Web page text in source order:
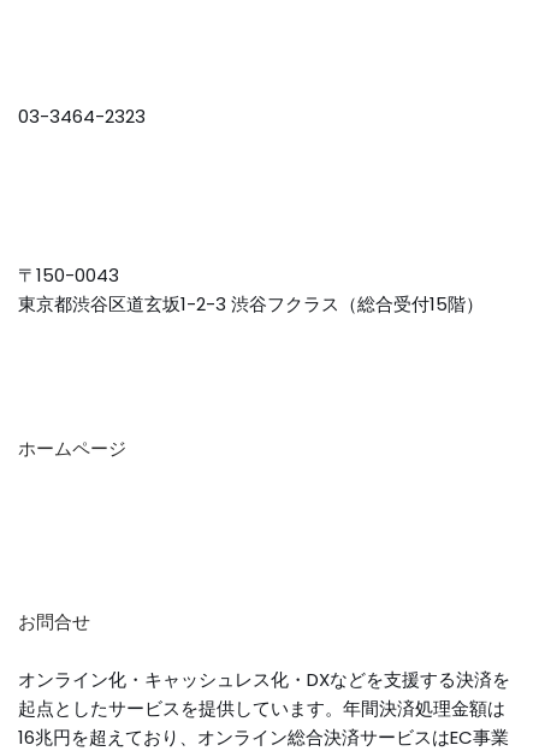
03-3464-2323
〒150-0043
東京都渋谷区道玄坂1-2-3 渋谷フクラス（総合受付15階）
ホームページ
お問合せ
オンライン化・キャッシュレス化・DXなどを支援する決済を
起点としたサービスを提供しています。年間決済処理金額は
16兆円を超えており、オンライン総合決済サービスはEC事業